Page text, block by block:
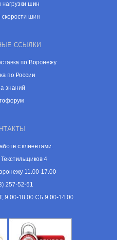
нагрузки шин
скорости шин
ССЫЛКИ
по Воронежу
по России
знаний
с клиентами:
4
11.00-17.00
257-52-51
9.00-18.00 СБ 9.00-14.00